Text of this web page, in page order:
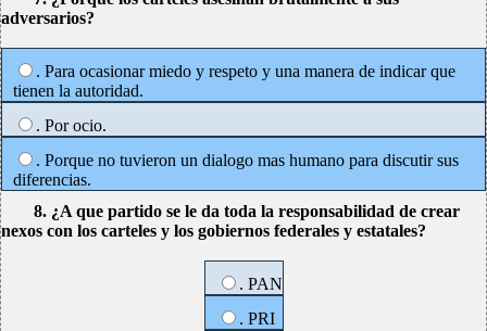
adversarios?
. Para ocasionar miedo y respeto y una manera de indicar que
tienen la autoridad.
. Por ocio.
. Porque no tuvieron un dialogo mas humano para discutir sus
diferencias.
8. ¿A que partido se le da toda la responsabilidad de crear
nexos con los carteles y los gobiernos federales y estatales?
. PAN
. PRI